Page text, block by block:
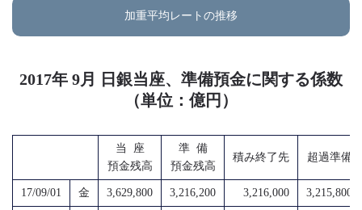
加重平均レートの推移
2017年 9月 日銀当座、準備預金に関する係数
（単位：億円）
当 座
預金残高
準 備
預金残高
積み終了先 超過準備
17/09/01 金 3,629,800 3,216,200 3,216,000 3,215,800